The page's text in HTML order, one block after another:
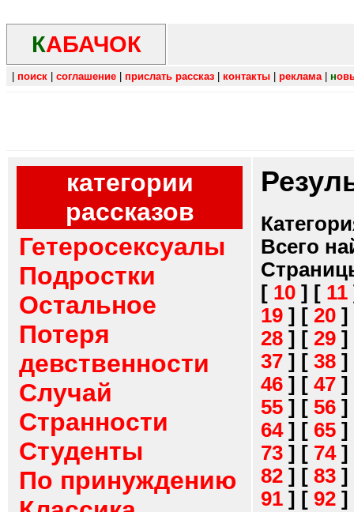
КАБАЧОК
поиск соглашение прислать рассказ контакты реклама| н
категории
рассказов
Гетеросексуалы
Подростки
Остальное
Потеря
девственности
Случай
Странности
Студенты
По принуждению
Всего
[ 10 ] [ 11
19 ] [ 20 ]
28 ] [ 29 ]
37 ] [ 38 ]
46 ] [ 47 ]
55 ] [ 56 ]
64] [ 65 ]
73 ] [ 74]
82 ] [ 83 ]
91 ] [ 92 ]